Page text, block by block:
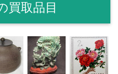
買取品目